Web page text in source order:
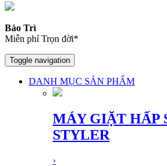
Bảo Trì
Miễn phí Trọn đời*
Toggle navigation
DANH MỤC SẢN PHẨM
MÁY GIẶT HẤP
STYLER
›